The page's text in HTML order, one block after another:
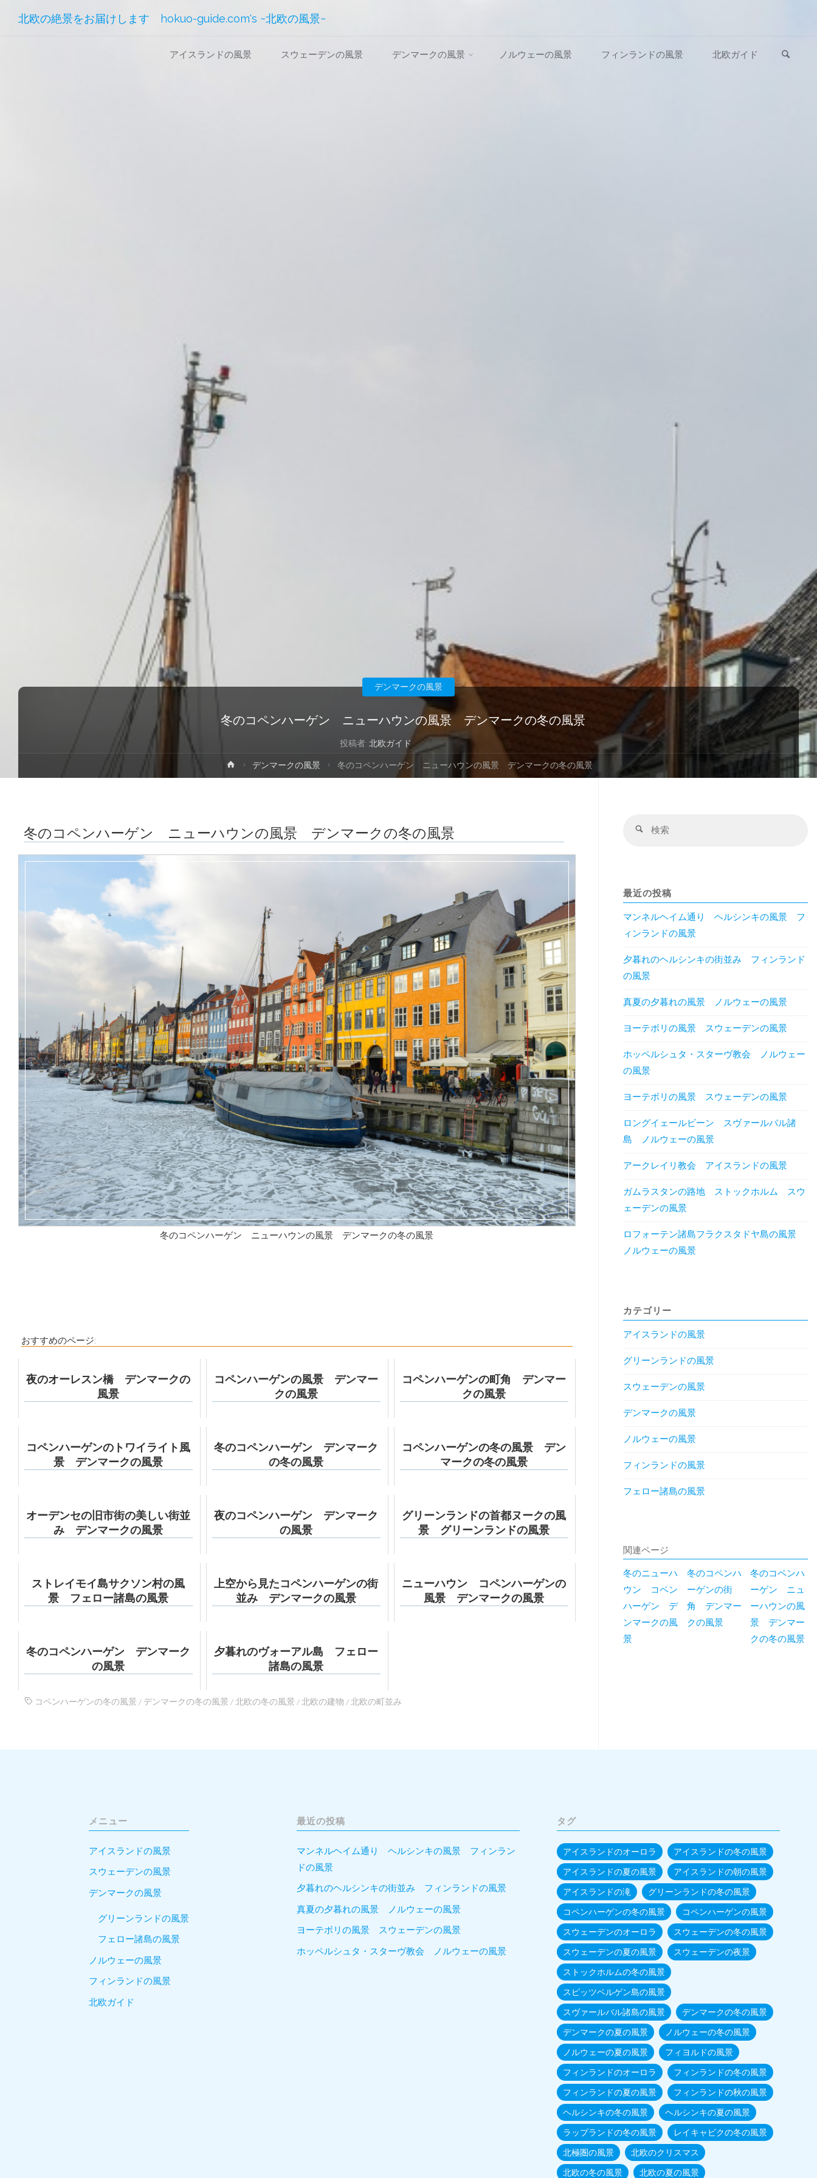
北欧の絶景をお届けします hokuo-guide.com's ~北欧の風景~
コ
アイスランドの風景 スウェーデンの風景 デンマークの風景 ノルウェーの風景 フィンランドの風景 北欧ガイド
冬のコペンハーゲン ニューハウンの風景 デンマークの冬の風景
投稿者: 北欧ガイド
デンマークの風景
ホ
ー
デンマークの風景 冬のコペンハーゲン ニューハウンの風景 デンマークの冬の風景
冬のコペンハーゲン ニューハウンの風景 デンマークの冬の風景
冬のコペンハーゲン ニューハウンの風景 デンマークの冬の風景
おすすめのページ:
夜のオーレスン橋 デンマークの
風景
コペンハーゲンの風景 デンマー
クの風景
コペンハーゲンの町角 デンマー
クの風景
コペンハーゲンのトワイライト風
景 デンマークの風景
冬のコペンハーゲン デンマーク
の冬の風景
コペンハーゲンの冬の風景 デン
マークの冬の風景
オーデンセの旧市街の美しい街並
み デンマークの風景
夜のコペンハーゲン デンマーク
の風景
グリーンランドの首都ヌークの風
景 グリーンランドの風景
ストレイモイ島サクソン村の風
景 フェロー諸島の風景
上空から見たコペンハーゲンの街
並み デンマークの風景
ニューハウン コペンハーゲンの
風景 デンマークの風景
冬のコペンハーゲン デンマーク
の風景
夕暮れのヴォーアル島 フェロー
諸島の風景
コペンハーゲンの冬の風景 / デンマークの冬の風景 / 北欧の冬の風景 / 北欧の建物 / 北欧の町並み
検
最近の投稿
マンネルヘイム通り ヘルシンキの風景 フ
ィンランドの風景
夕暮れのヘルシンキの街並み フィンランド
の風景
真夏の夕暮れの風景 ノルウェーの風景
ヨーテボリの風景 スウェーデンの風景
ホッペルシュタ・スターヴ教会 ノルウェー
の風景
ヨーテボリの風景 スウェーデンの風景
ロングイェールビーン スヴァールバル諸
島 ノルウェーの風景
アークレイリ教会 アイスランドの風景
ガムラスタンの路地 ストックホルム スウ
ェーデンの風景
ロフォーテン諸島フラクスタドヤ島の風景
ノルウェーの風景
カテゴリー
アイスランドの風景
グリーンランドの風景
スウェーデンの風景
デンマークの風景
ノルウェーの風景
フィンランドの風景
フェロー諸島の風景
関連ページ
冬のニューハ
ウン コペン
ハーゲン デ
ンマークの風
景
冬のコペンハ
ーゲンの街
角 デンマー
クの風景
冬のコペンハ
ーゲン ニュ
ーハウンの風
景 デンマー
クの冬の風景
メニュー
アイスランドの風景
スウェーデンの風景
デンマークの風景
グリーンランドの風景
フェロー諸島の風景
ノルウェーの風景
フィンランドの風景
北欧ガイド
最近の投稿
マンネルヘイム通り ヘルシンキの風景 フィンラン
ドの風景
夕暮れのヘルシンキの街並み フィンランドの風景
真夏の夕暮れの風景 ノルウェーの風景
ヨーテボリの風景 スウェーデンの風景
ホッペルシュタ・スターヴ教会 ノルウェーの風景
タグ
アイスランドのオーロラ アイスランドの冬の風景
アイスランドの夏の風景 アイスランドの朝の風景
アイスランドの滝 グリーンランドの冬の風景
コペンハーゲンの冬の風景 コペンハーゲンの風景
スウェーデンのオーロラ スウェーデンの冬の風景
スウェーデンの夏の風景 スウェーデンの夜景
ストックホルムの冬の風景
スピッツベルゲン島の風景
スヴァールバル諸島の風景 デンマークの冬の風景
デンマークの夏の風景 ノルウェーの冬の風景
ノルウェーの夏の風景 フィヨルドの風景
フィンランドのオーロラ フィンランドの冬の風景
フィンランドの夏の風景 フィンランドの秋の風景
ヘルシンキの冬の風景 ヘルシンキの夏の風景
ラップランドの冬の風景 レイキャビクの冬の風景
北極圏の風景 北欧のクリスマス
北欧の冬の風景 北欧の夏の風景